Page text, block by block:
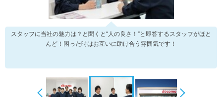
スタッフに当社の魅力は？と聞くと“人の良さ！”と即答するスタッフがほと
んど！困った時はお互いに助け合う雰囲気です！